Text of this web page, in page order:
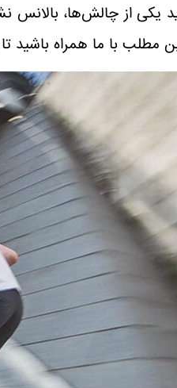
یکی از چالش‌ها، بالانس
مطلب با ما همراه